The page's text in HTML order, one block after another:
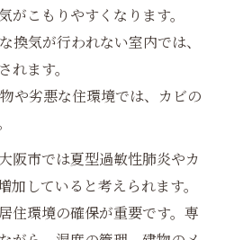
がこもりやすくなります。
換気が行われない室内では、
れます。
や劣悪な住環境では、カビの
阪市では夏型過敏性肺炎やカ
加していると考えられます。
住環境の確保が重要です。専